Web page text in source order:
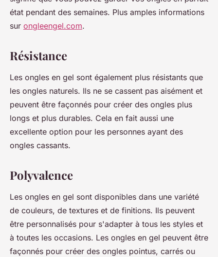
état pendant des semaines. Plus amples informations
sur ongleengel.com.
Résistance
Les ongles en gel sont également plus résistants que
les ongles naturels. Ils ne se cassent pas aisément et
peuvent être façonnés pour créer des ongles plus
longs et plus durables. Cela en fait aussi une
excellente option pour les personnes ayant des
ongles cassants.
Polyvalence
Les ongles en gel sont disponibles dans une variété
de couleurs, de textures et de finitions. Ils peuvent
être personnalisés pour s'adapter à tous les styles et
à toutes les occasions. Les ongles en gel peuvent être
façonnés pour créer des ongles pointus, carrés ou